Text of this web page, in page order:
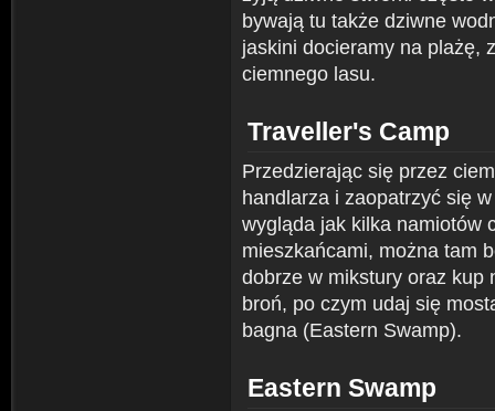
bywają tu także dziwne
jaskini docieramy na plażę,
ciemnego lasu.
Traveller's Camp
Przedzierając się przez
handlarza i zaopatrzyć się
wygląda jak kilka namiotów
mieszkańcami, można tam
dobrze w mikstury oraz kup
broń, po czym udaj się
bagna (Eastern Swamp).
Eastern Swamp